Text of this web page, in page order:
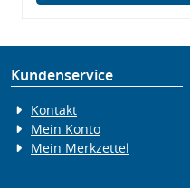
Kundenservice
Kontakt
Mein Konto
Mein Merkzettel